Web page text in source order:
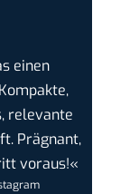
einen
relevante
Prägnant,
voraus!«